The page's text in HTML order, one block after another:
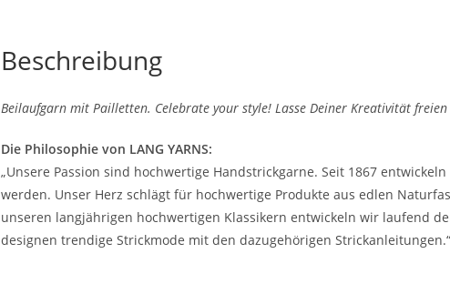
Beschreibung
Beilaufgarn mit Pailletten. Celebrate your style! Lasse Deiner Kreativität
Die Philosophie von LANG YARNS:
„Unsere Passion sind hochwertige Handstrickgarne. Seit 1867
werden. Unser Herz schlägt für hochwertige Produkte aus edlen
unseren langjährigen hochwertigen Klassikern entwickeln wir laufend
designen trendige Strickmode mit den dazugehörigen Strickanleitungen.“